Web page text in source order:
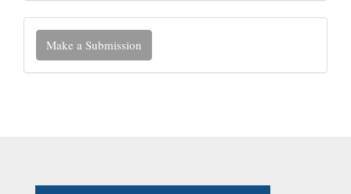
Make
Submission
Make a Submission